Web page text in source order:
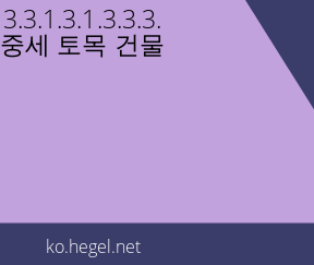
3.3.1.3.1.3.3.3.
중세 토목 건물
ko.hegel.net